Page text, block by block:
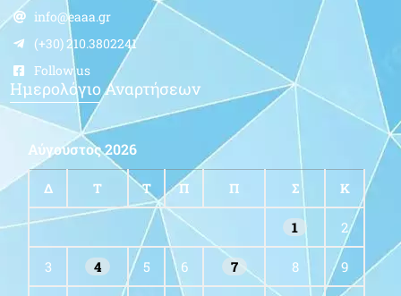
info@eaaa.gr
(+30) 210.3802241
Follow us
Ημερολόγιο Αναρτήσεων
Αύγουστος 2026
Δ Τ Τ Π Π Σ Κ
1 2
3 4 5 6 7 8 9